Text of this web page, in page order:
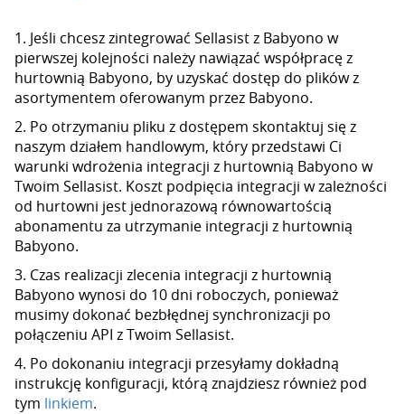
1. Jeśli chcesz zintegrować Sellasist z Babyono w
pierwszej kolejności należy nawiązać współpracę z
hurtownią Babyono, by uzyskać dostęp do plików z
asortymentem oferowanym przez Babyono.
2. Po otrzymaniu pliku z dostępem skontaktuj się z
naszym działem handlowym, który przedstawi Ci
warunki wdrożenia integracji z hurtownią Babyono w
Twoim Sellasist. Koszt podpięcia integracji w zależności
od hurtowni jest jednorazową równowartością
abonamentu za utrzymanie integracji z hurtownią
Babyono.
3. Czas realizacji zlecenia integracji z hurtownią
Babyono wynosi do 10 dni roboczych, ponieważ
musimy dokonać bezbłędnej synchronizacji po
połączeniu API z Twoim Sellasist.
4. Po dokonaniu integracji przesyłamy dokładną
instrukcję konfiguracji, którą znajdziesz również pod
tym linkiem.